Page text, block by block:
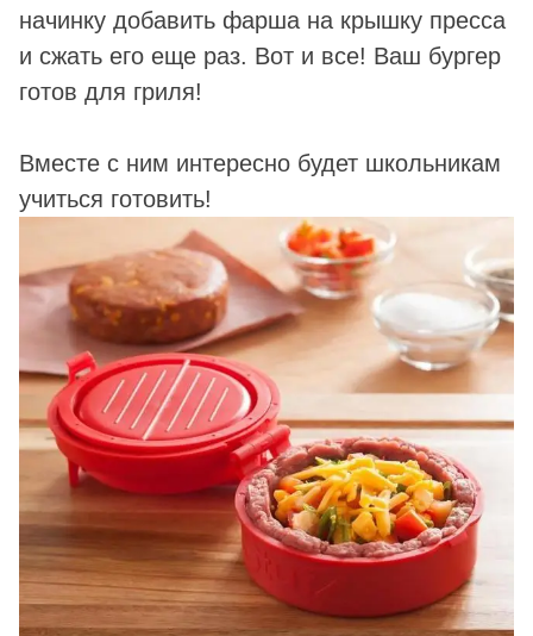
начинку добавить фарша на крышку пресса
и сжать его еще раз. Вот и все! Ваш бургер
готов для гриля!
Вместе с ним интересно будет школьникам
учиться готовить!